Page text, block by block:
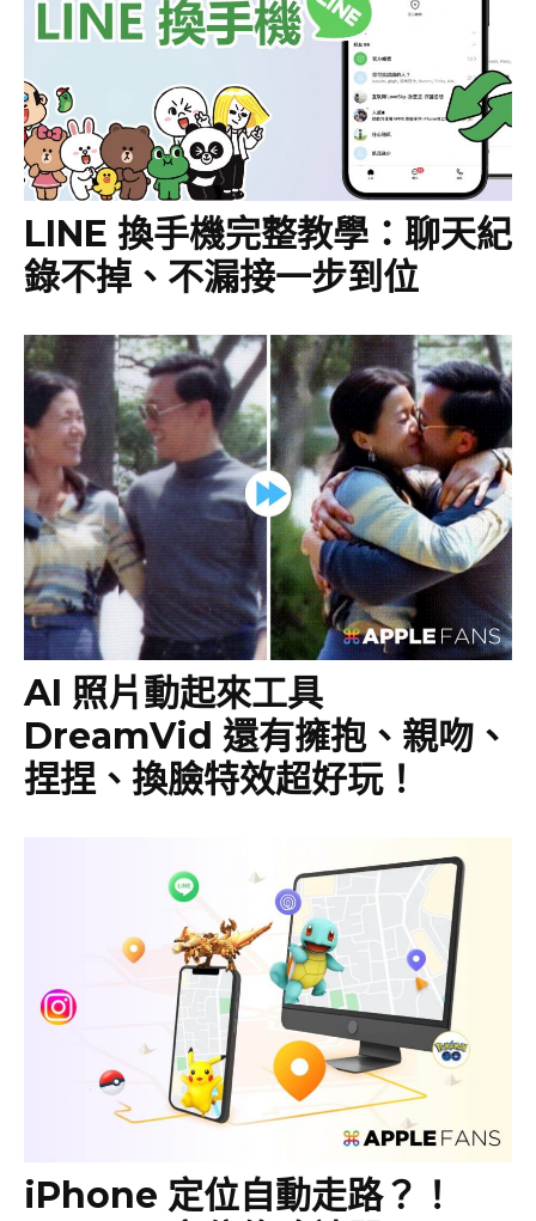
LINE 換手機完整教學：聊天紀
錄不掉、不漏接一步到位
AI 照片動起來工具
DreamVid 還有擁抱、親吻、
捏捏、換臉特效超好玩！
iPhone 定位自動走路？！